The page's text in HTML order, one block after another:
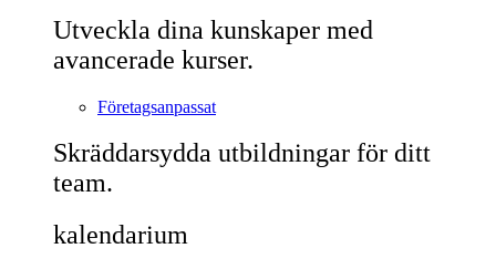
Utveckla dina kunskaper med
avancerade kurser.
Företagsanpassat
Skräddarsydda utbildningar för ditt
team.
kalendarium